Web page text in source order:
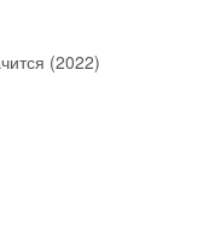
(2022)